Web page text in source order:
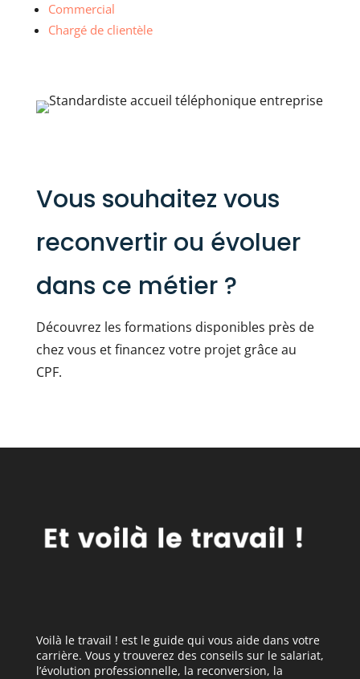
Commercial
Chargé de clientèle
Vous souhaitez vous
reconvertir ou évoluer
dans ce métier ?
Découvrez les formations disponibles près de
chez vous et financez votre projet grâce au
CPF.
Voilà le travail ! est le guide qui vous aide dans votre
carrière. Vous y trouverez des conseils sur le salariat,
l’évolution professionnelle, la reconversion, la